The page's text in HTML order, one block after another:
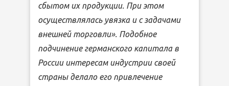
сбытом их продукции. При этом
осуществлялась увязка и с задачами
внешней торговли». Подобное
подчинение германского капитала в
России интересам индустрии своей
страны делало его привлечение